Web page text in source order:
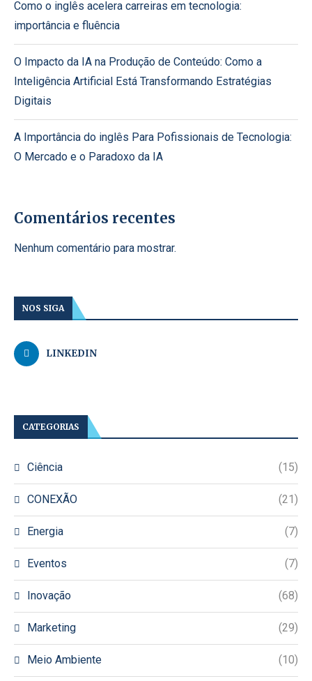
Como o inglês acelera carreiras em tecnologia:
importância e fluência
O Impacto da IA na Produção de Conteúdo: Como a
Inteligência Artificial Está Transformando Estratégias
Digitais
A Importância do inglês Para Pofissionais de Tecnologia:
O Mercado e o Paradoxo da IA
Comentários recentes
Nenhum comentário para mostrar.
NOS SIGA
LINKEDIN
CATEGORIAS
Ciência (15)
CONEXÃO (21)
Energia (7)
Eventos (7)
Inovação (68)
Marketing (29)
Meio Ambiente (10)